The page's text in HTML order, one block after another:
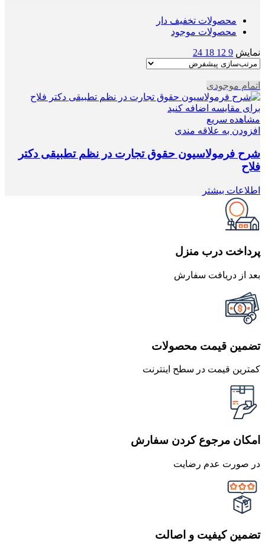
محصولات تخفیف دار
محصولات موجود
نمایش 9
12
18
24
اتمام موجودی
برای مقایسه اضافه کنید
مشاهده سریع
افزودن به علاقه مندی
شرح فرمولاسیون حقوق تجارت در نظم تطبیقی دکتر
فلاح
اطلاعات بیشتر
پرداخت درب منزل
بعد از دریافت سفارش
تضمین قیمت محصولات
کمترین قیمت در سطح اینترنت
امکان مرجوع کردن سفارش
در صورت عدم رضایت
تضمین کیفیت و اصالت